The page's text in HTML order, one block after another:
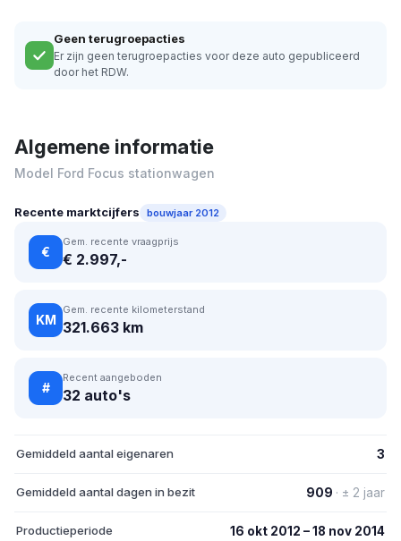
Geen terugroepacties
Er zijn geen terugroepacties voor deze auto gepubliceerd
door het RDW.
Algemene informatie
Model Ford Focus stationwagen
Recente marktcijfers bouwjaar 2012
€
Gem. recente vraagprijs
€ 2.997,-
KM
Gem. recente kilometerstand
321.663 km
#
Recent aangeboden
32 auto's
Gemiddeld aantal eigenaren 3
Gemiddeld aantal dagen in bezit 909 · ± 2 jaar
Productieperiode 16 okt 2012 – 18 nov 2014